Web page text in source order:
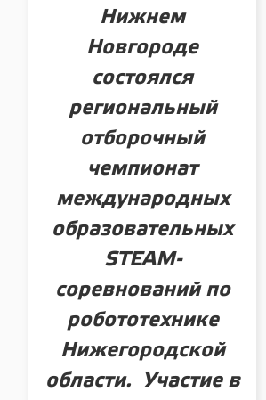
Нижнем
Новгороде
состоялся
региональный
отборочный
чемпионат
международных
образовательных
STEAM-
соревнований по
робототехнике
Нижегородской
области. Участие в